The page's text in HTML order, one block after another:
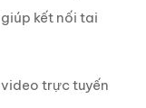
giúp kết nối tai
trực tuyến